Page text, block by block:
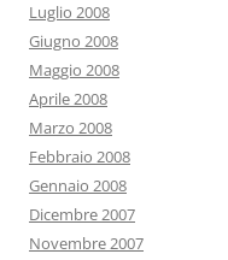
Luglio 2008
Giugno 2008
Maggio 2008
Aprile 2008
Marzo 2008
Febbraio 2008
Gennaio 2008
Dicembre 2007
Novembre 2007